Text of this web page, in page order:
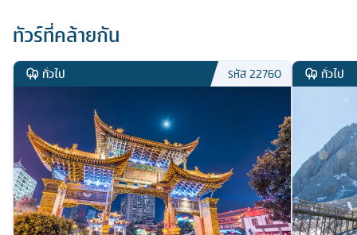
ทัวร์ที่คล้ายกัน
ทั่วไป รหัส22760 ทั่วไป